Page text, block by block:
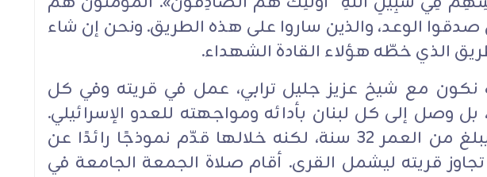
صدقوا الوعد، والذين ‏ساروا على هذه الطريق. ونحن إن ‏شاء
الذي خطّه هؤلاء القادة الشهداء.‏
نكون مع شيخ عزيز جليل ترابي، عمل في قريته وفي كل
بل وصل ‏إلى كل لبنان بأدائه ‏ومواجهته للعدو الإسرائيلي.
استشهد وهو يبلغ من العمر 32 سنة، لكنه خلالها قدّم ‏نموذجًا رائدًا عن
‏تجاوز قريته ليشمل القرى. أقام صلاة الجمعة الجامعة في